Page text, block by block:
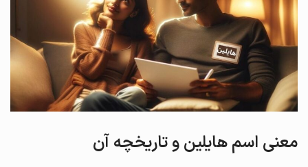
معنی اسم هایلین و تاریخچه آن